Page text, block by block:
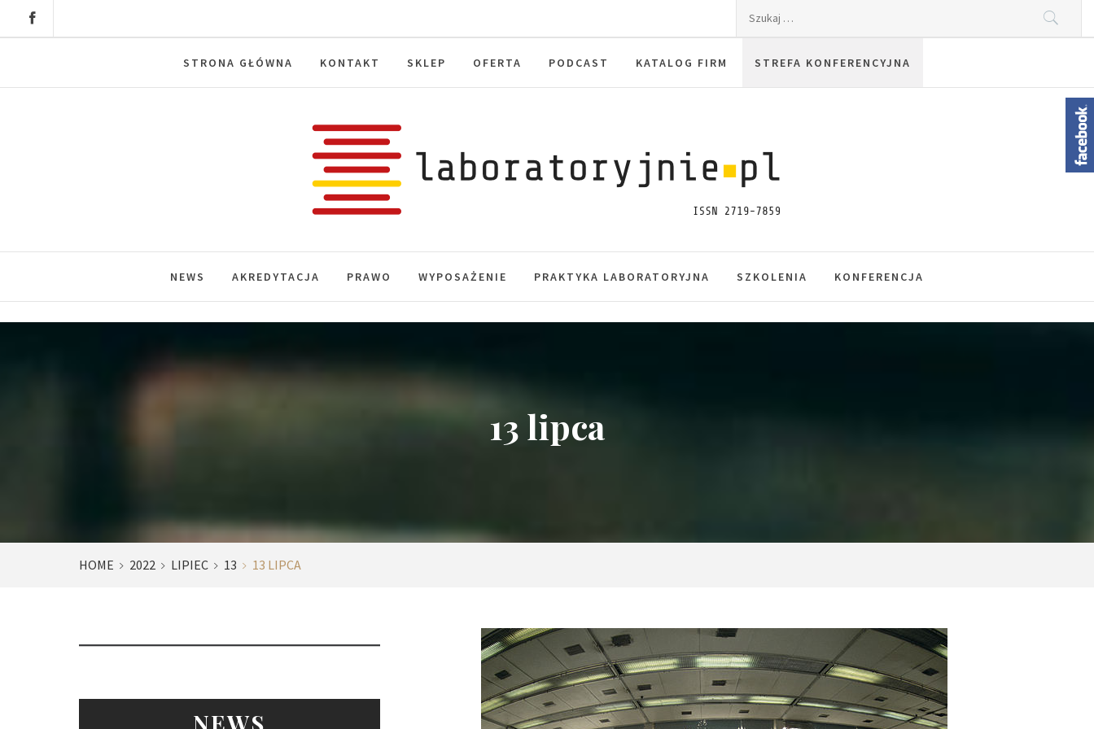
STRONA GŁÓWNA KONTAKT SKLEP OFERTA PODCAST KATALOG FIRM STREFA KONFERENCYJNA
Laboratoryjnie.pl
NEWS AKREDYTACJA PRAWO WYPOSAŻENIE PRAKTYKA LABORATORYJNA SZKOLENIA KONFERENCJA
13 lipca
HOME 2022 LIPIEC 13 13 LIPCA